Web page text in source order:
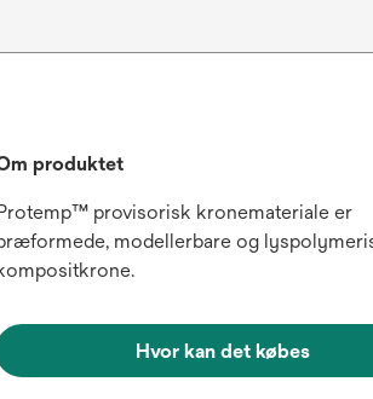
produktet
provisorisk kronemateriale er
modellerbare og
Hvor kan det købes